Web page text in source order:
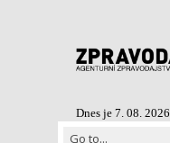
Dnes je 7. 08. 2026